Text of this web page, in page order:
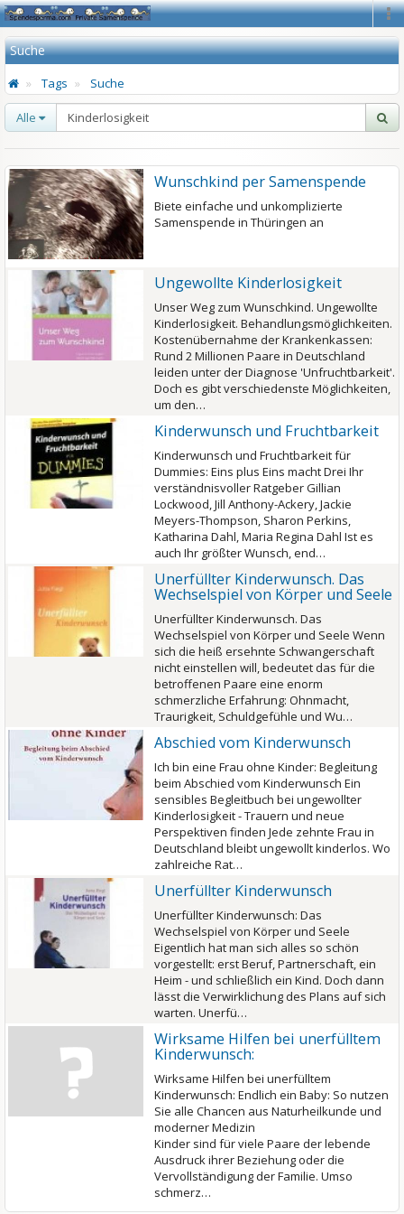
Suche
Tags Suche
Alle
Wunschkind per Samenspende
Biete einfache und unkomplizierte
Samenspende in Thüringen an
Ungewollte Kinderlosigkeit
Unser Weg zum Wunschkind. Ungewollte
Kinderlosigkeit. Behandlungsmöglichkeiten.
Kostenübernahme der Krankenkassen:
Rund 2 Millionen Paare in Deutschland
leiden unter der Diagnose 'Unfruchtbarkeit'.
Doch es gibt verschiedenste Möglichkeiten,
um den…
Kinderwunsch und Fruchtbarkeit
Kinderwunsch und Fruchtbarkeit für
Dummies: Eins plus Eins macht Drei Ihr
verständnisvoller Ratgeber Gillian
Lockwood, Jill Anthony-Ackery, Jackie
Meyers-Thompson, Sharon Perkins,
Katharina Dahl, Maria Regina Dahl Ist es
auch Ihr größter Wunsch, end…
Unerfüllter Kinderwunsch. Das
Wechselspiel von Körper und Seele
Unerfüllter Kinderwunsch. Das
Wechselspiel von Körper und Seele Wenn
sich die heiß ersehnte Schwangerschaft
nicht einstellen will, bedeutet das für die
betroffenen Paare eine enorm
schmerzliche Erfahrung: Ohnmacht,
Traurigkeit, Schuldgefühle und Wu…
Abschied vom Kinderwunsch
Ich bin eine Frau ohne Kinder: Begleitung
beim Abschied vom Kinderwunsch Ein
sensibles Begleitbuch bei ungewollter
Kinderlosigkeit - Trauern und neue
Perspektiven finden Jede zehnte Frau in
Deutschland bleibt ungewollt kinderlos. Wo
zahlreiche Rat…
Unerfüllter Kinderwunsch
Unerfüllter Kinderwunsch: Das
Wechselspiel von Körper und Seele
Eigentlich hat man sich alles so schön
vorgestellt: erst Beruf, Partnerschaft, ein
Heim - und schließlich ein Kind. Doch dann
lässt die Verwirklichung des Plans auf sich
warten. Unerfü…
Wirksame Hilfen bei unerfülltem
Kinderwunsch:
Wirksame Hilfen bei unerfülltem
Kinderwunsch: Endlich ein Baby: So nutzen
Sie alle Chancen aus Naturheilkunde und
moderner Medizin
Kinder sind für viele Paare der lebende
Ausdruck ihrer Beziehung oder die
Vervollständigung der Familie. Umso
schmerz…